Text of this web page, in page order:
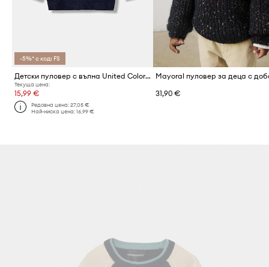
-5%* с код: FS
Детски пуловер с вълна United Colors of Benetton
Текуща цена:
15,99 €
Редовна цена:27,05 €
Най-ниска цена:16,99 €
31,90 €